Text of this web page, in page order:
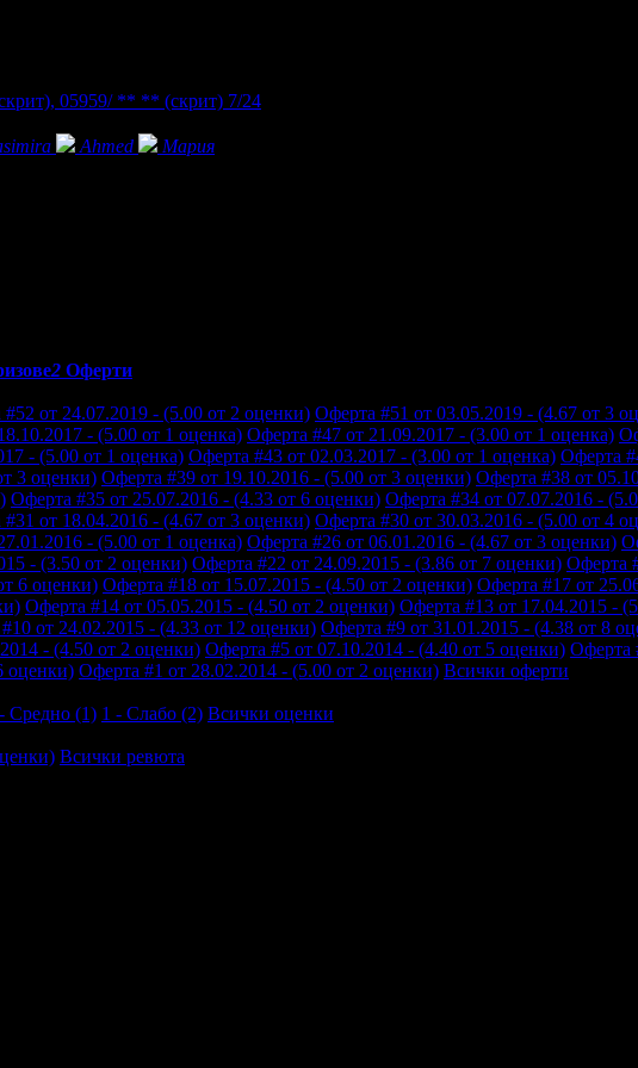
, 05959/ ** ** (скрит) 7/24
Ahmed
Мария
2 Оферти
от 24.07.2019 - (5.00 от 2 оценки) Оферта #51 от 03.05.2019 - (4.67 от 3
- (5.00 от 1 оценка) Оферта #47 от 21.09.2017 - (3.00 от 1 оценка)
- (5.00 от 1 оценка) Оферта #43 от 02.03.2017 - (3.00 от 1 оценка) Оферта
3 оценки) Оферта #39 от 19.10.2016 - (5.00 от 3 оценки) Оферта #38 от
Оферта #35 от 25.07.2016 - (4.33 от 6 оценки) Оферта #34 от 07.07.2016 -
от 18.04.2016 - (4.67 от 3 оценки) Оферта #30 от 30.03.2016 - (5.00 от 4
- (5.00 от 1 оценка) Оферта #26 от 06.01.2016 - (4.67 от 3 оценки)
- (3.50 от 2 оценки) Оферта #22 от 24.09.2015 - (3.86 от 7 оценки) Оферта
6 оценки) Оферта #18 от 15.07.2015 - (4.50 от 2 оценки) Оферта #17 от
Оферта #14 от 05.05.2015 - (4.50 от 2 оценки) Оферта #13 от 17.04.2015 -
от 24.02.2015 - (4.33 от 12 оценки) Оферта #9 от 31.01.2015 - (4.38 от 8
- (4.50 от 2 оценки) Оферта #5 от 07.10.2014 - (4.40 от 5 оценки) Оферта
оценки) Оферта #1 от 28.02.2014 - (5.00 от 2 оценки) Всички оферти
Средно (1) 1 - Слабо (2) Всички оценки
Всички ревюта